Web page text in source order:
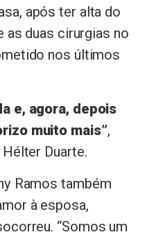
após ter alta do
as duas cirurgias no
nos últimos
e, agora, depois
muito mais”,
Duarte.
Ramos também
à esposa,
“Somos um